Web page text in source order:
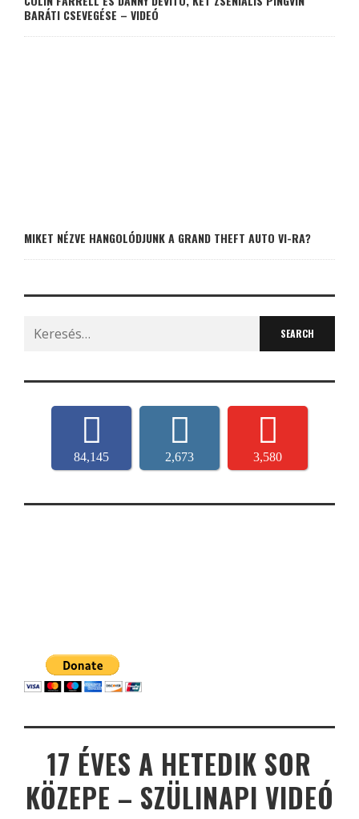
BARÁTI CSEVEGÉSE – VIDEÓ
MIKET NÉZVE HANGOLÓDJUNK A GRAND THEFT AUTO VI-RA?
Search
for:
84,145 2,673 3,580
17 ÉVES A HETEDIK SOR
KÖZEPE – SZÜLINAPI VIDEÓ